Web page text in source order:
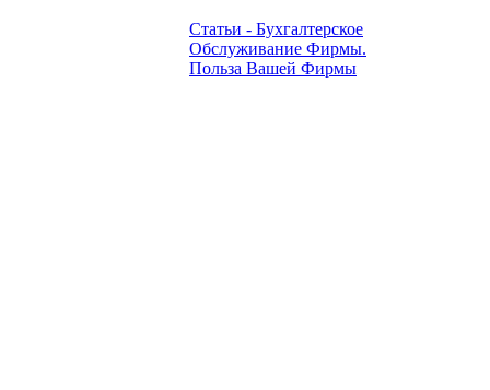
Статьи - Бухгалтерское
Обслуживание Фирмы.
Польза Вашей Фирмы